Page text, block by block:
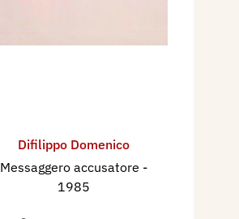
Difilippo Domenico
Messaggero accusatore -
1985